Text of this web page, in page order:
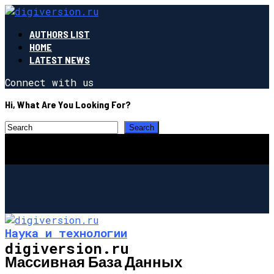
AUTHORS LIST
HOME
LATEST NEWS
Connect with us
Hi, What Are You Looking For?
digiversion.ru
Наука и технологии
Массивная База Данных